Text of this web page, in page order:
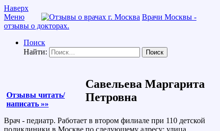
Наверх
Меню
Врачи Москвы -
отзывы о докторах.
Поиск
Найти:
Отзывы читать/
написать »»
Савельева Маргарита
Петровна
Врач - педиатр. Работает в втором филиале при 110 детской
поликлиники в Москве по следующему адресу: улица